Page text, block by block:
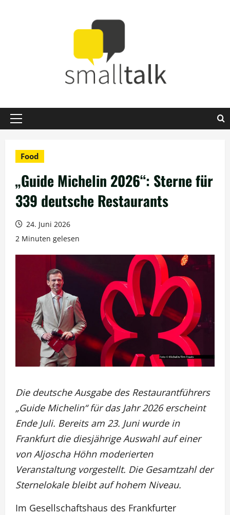
Primäres
Food
„Guide Michelin 2026“: Sterne für
339 deutsche Restaurants
24. Juni 2026
2 Minuten gelesen
Die deutsche Ausgabe des Restaurantführers
„Guide Michelin“ für das Jahr 2026 erscheint
Ende Juli. Bereits am 23. Juni wurde in
Frankfurt die diesjährige Auswahl auf einer
von Aljoscha Höhn moderierten
Veranstaltung vorgestellt. Die Gesamtzahl der
Sternelokale bleibt auf hohem Niveau.
Im Gesellschaftshaus des Frankfurter